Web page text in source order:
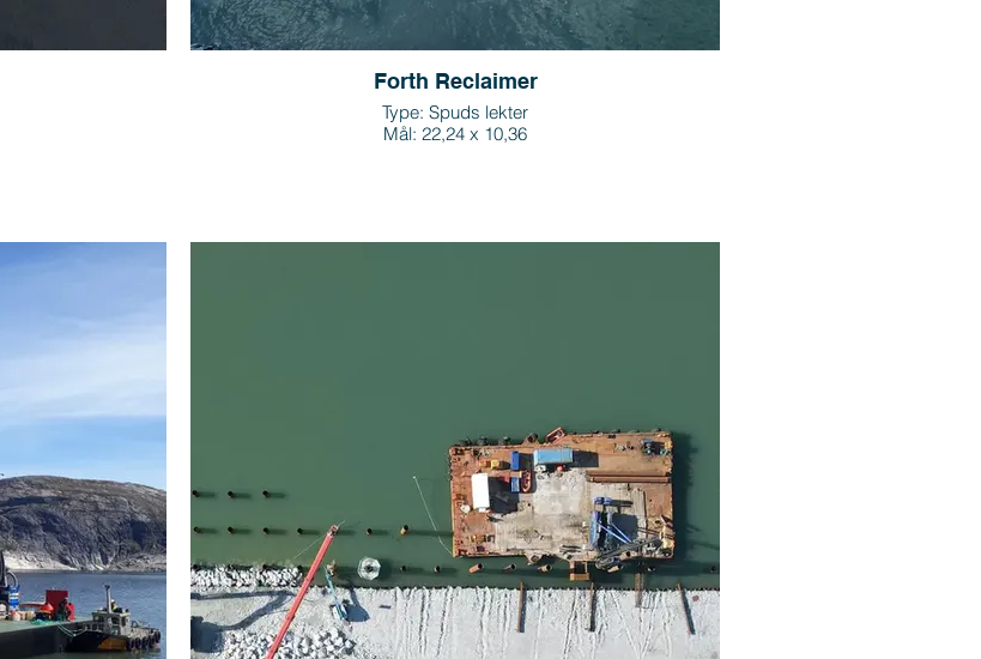
Forth Reclaimer
Type: Spuds lekter
Mål: 22,24 x 10,36